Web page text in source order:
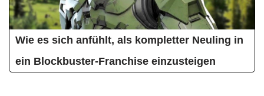
Wie es sich anfühlt, als kompletter Neuling in
ein Blockbuster-Franchise einzusteigen